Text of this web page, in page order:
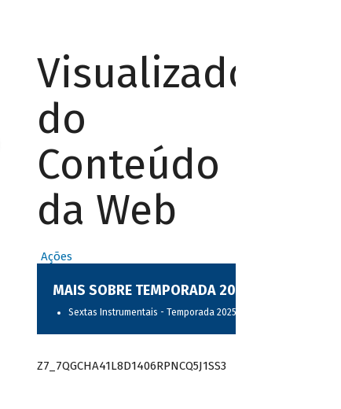
Visualizador
do
Conteúdo
da Web
Ações
MAIS SOBRE TEMPORADA 2025
Sextas Instrumentais - Temporada 2025
Z7_7QGCHA41L8D1406RPNCQ5J1SS3